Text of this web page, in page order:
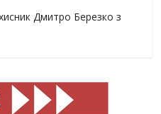
Дмитро Березко з